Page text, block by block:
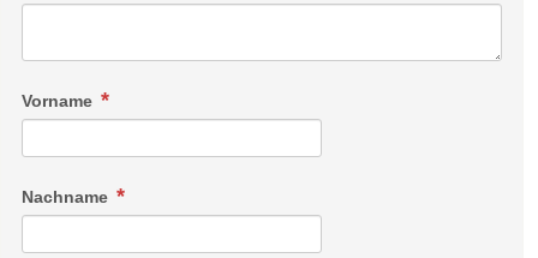
Vorname
Nachname